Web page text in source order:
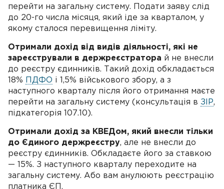
перейти на загальну систему. Подати заяву слід
до 20-го числа місяця, який іде за кварталом, у
якому сталося перевищення ліміту.
Отримали дохід від видів діяльності, які не
зареєстрували в держреєстратора й не внесли
до реєстру єдинників. Такий дохід обкладається
18%
ПДФО і 1,5% військового збору, а з
наступного кварталу після його отримання маєте
перейти на загальну систему (консультація в ЗІР,
підкатегорія 107.10).
Отримали дохід за КВЕДом, який внесли тільки
до Єдиного держреєстру, але не внесли до
реєстру єдинників. Обкладаєте його за ставкою
— 15%. З наступного кварталу переходите на
загальну систему. Або вам анулюють реєстрацію
платника ЄП.